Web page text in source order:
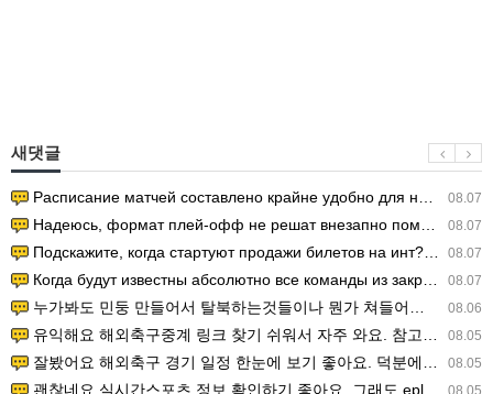
새댓글
08.07
Расписание матчей составлено крайне удобно для нашего часово…
08.07
Надеюсь, формат плей-офф не решат внезапно поменять. https:/…
08.07
Подскажите, когда стартуют продажи билетов на инт? https://g…
08.07
Когда будут известны абсолютно все команды из закрытых квали…
08.06
누가봐도 민둥 만들어서 탈북하는것들이나 뭔가 쳐들어오는 낌새를 미리 알아차리기 위함이지 저걸 전쟁준비라고 하…
08.05
유익해요 해외축구중계 링크 찾기 쉬워서 자주 와요. 참고로 무료스포츠중계 정보 확인할 때 출처 꼭 체크해요.…
08.05
잘봤어요 해외축구 경기 일정 한눈에 보기 좋아요. 덕분에 epl중계 볼 때 공식 중계 채널 먼저 찾아봐요. …
08.05
괜찮네요 실시간스포츠 정보 확인하기 좋아요. 그래도 epl중계 볼 때 공식 중계 채널 먼저 찾아봐요. 북마크…